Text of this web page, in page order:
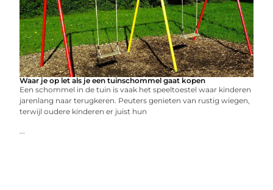
Waar je op let als je een tuinschommel gaat kopen
Een schommel in de tuin is vaak het speeltoestel waar kinderen
jarenlang naar terugkeren. Peuters genieten van rustig wiegen,
terwijl oudere kinderen er juist hun
...